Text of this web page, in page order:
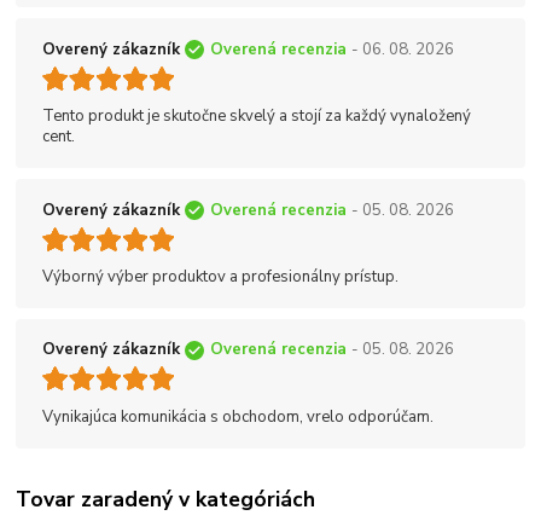
Overený zákazník Overená recenzia - 06. 08. 2026
Tento produkt je skutočne skvelý a stojí za každý vynaložený
cent.
Overený zákazník Overená recenzia - 05. 08. 2026
Výborný výber produktov a profesionálny prístup.
Overený zákazník Overená recenzia - 05. 08. 2026
Vynikajúca komunikácia s obchodom, vrelo odporúčam.
Tovar zaradený v kategóriách